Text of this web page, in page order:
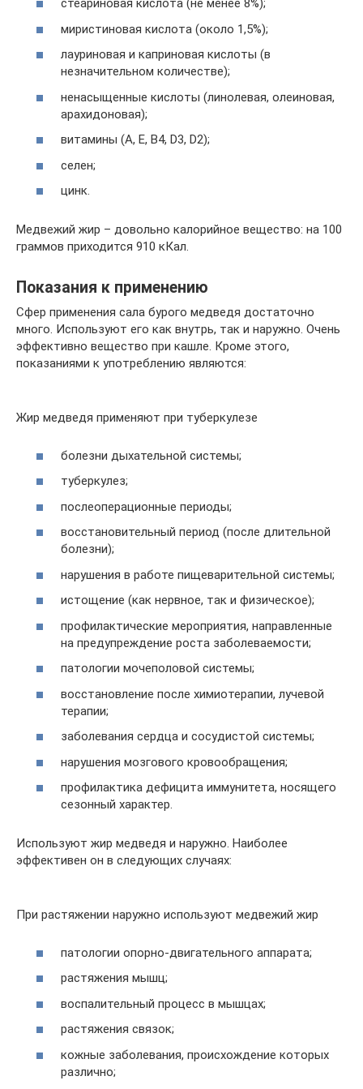
стеариновая кислота (не менее 8%);
миристиновая кислота (около 1,5%);
лауриновая и каприновая кислоты (в
незначительном количестве);
ненасыщенные кислоты (линолевая, олеиновая,
арахидоновая);
витамины (A, E, B4, D3, D2);
селен;
цинк.
Медвежий жир – довольно калорийное вещество: на 100
граммов приходится 910 кКал.
Показания к применению
Сфер применения сала бурого медведя достаточно
много. Используют его как внутрь, так и наружно. Очень
эффективно вещество при кашле. Кроме этого,
показаниями к употреблению являются:
Жир медведя применяют при туберкулезе
болезни дыхательной системы;
туберкулез;
послеоперационные периоды;
восстановительный период (после длительной
болезни);
нарушения в работе пищеварительной системы;
истощение (как нервное, так и физическое);
профилактические мероприятия, направленные
на предупреждение роста заболеваемости;
патологии мочеполовой системы;
восстановление после химиотерапии, лучевой
терапии;
заболевания сердца и сосудистой системы;
нарушения мозгового кровообращения;
профилактика дефицита иммунитета, носящего
сезонный характер.
Используют жир медведя и наружно. Наиболее
эффективен он в следующих случаях:
При растяжении наружно используют медвежий жир
патологии опорно-двигательного аппарата;
растяжения мышц;
воспалительный процесс в мышцах;
растяжения связок;
кожные заболевания, происхождение которых
различно;